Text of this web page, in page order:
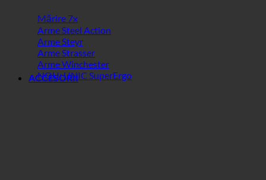
Mărire 7x
Arme Steel Action
Arme Steyr
Arme Strasser
Arme Winchester
NOU: UNIC SuperErgo
ACCESORII